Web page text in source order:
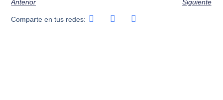
Anterior Siguiente
Comparte en tus redes: